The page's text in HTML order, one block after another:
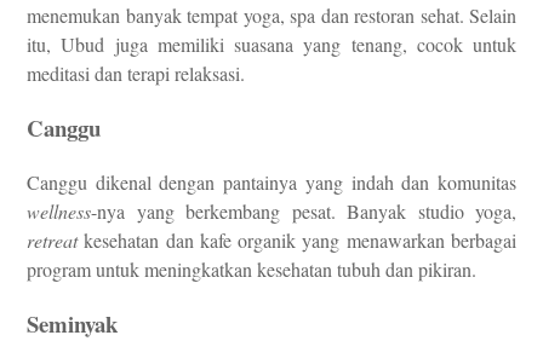
menemukan banyak tempat yoga, spa dan restoran sehat. Selain
itu, Ubud juga memiliki suasana yang tenang, cocok untuk
meditasi dan terapi relaksasi.
Canggu
Canggu dikenal dengan pantainya yang indah dan komunitas
wellness-nya yang berkembang pesat. Banyak studio yoga,
retreatkesehatan dan kafe organik yang menawarkan berbagai
program untuk meningkatkan kesehatan tubuh dan pikiran.
Seminyak